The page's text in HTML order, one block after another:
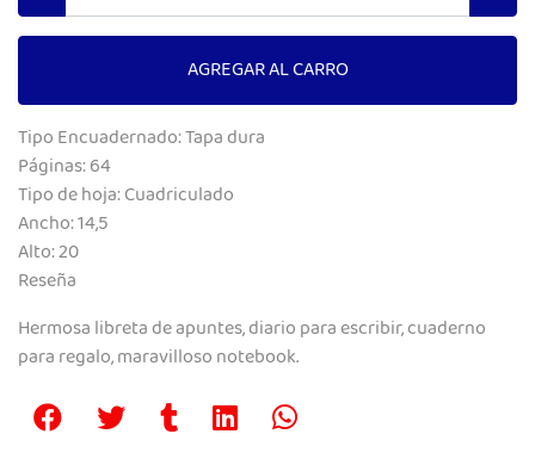
AGREGAR AL CARRO
Tipo Encuadernado: Tapa dura
Páginas: 64
Tipo de hoja: Cuadriculado
Ancho: 14,5
Alto: 20
Reseña
Hermosa libreta de apuntes, diario para escribir, cuaderno
para regalo, maravilloso notebook.